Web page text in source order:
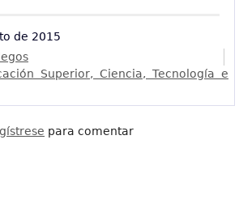
de 2015
Superior, Ciencia, Tecnología e
para comentar